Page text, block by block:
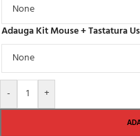
Adauga Kit Mouse + Tastatura
- +